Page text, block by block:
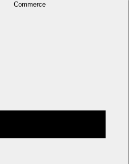
Commerce